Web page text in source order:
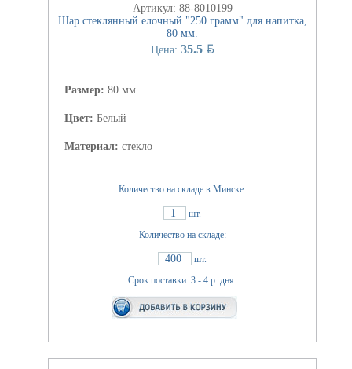
Артикул: 88-8010199
Шар стеклянный елочный "250 грамм" для напитка,
80 мм.
Цена: 35.5 BYN
Размер: 80 мм.
Цвет: Белый
Материал: стекло
Количество на складе в Минске:
1
шт.
Количество на складе:
400
шт.
Срок поставки: 3 - 4 р. дня.